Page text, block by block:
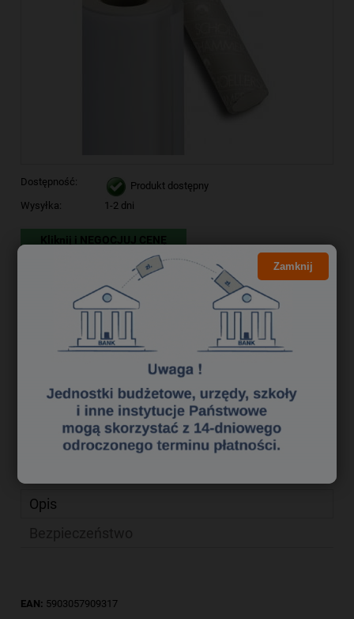
Dostępność:
Produkt dostępny
Wysyłka:
1-2 dni
Kliknij i NEGOCJUJ CENĘ
77,40 zł
do koszyka
Producent:
Kod produktu:
ka 0263333
zapytaj o produkt
poleć znajomemu
Opis
EAN: 5903057909317
Zamknij